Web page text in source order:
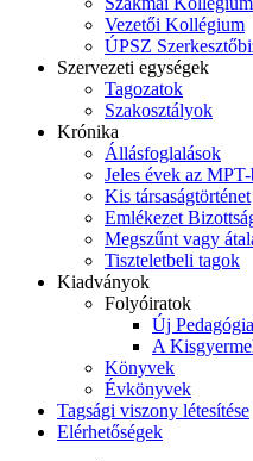
Vezetői Kollégium
ÚPSZ
Szervezeti egységek
Tagozatok
Szakosztályok
Krónika
Állásfoglalások
Jeles évek az MPT-
Kis társaságtörténet
Emlékezet
Megszűnt vagy
Tiszteletbeli tagok
Kiadványok
Folyóiratok
Új
A
Könyvek
Évkönyvek
Tagsági viszony létesítése
Elérhetőségek